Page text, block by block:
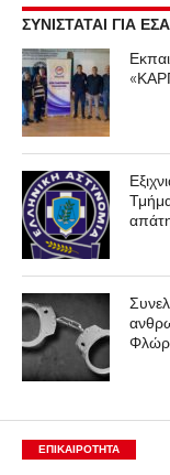
ΣΥΝΙΣΤΑΤΑΙ ΓΙΑ
ΕΠΙΚΑΙΡΟΤΗΤΑ